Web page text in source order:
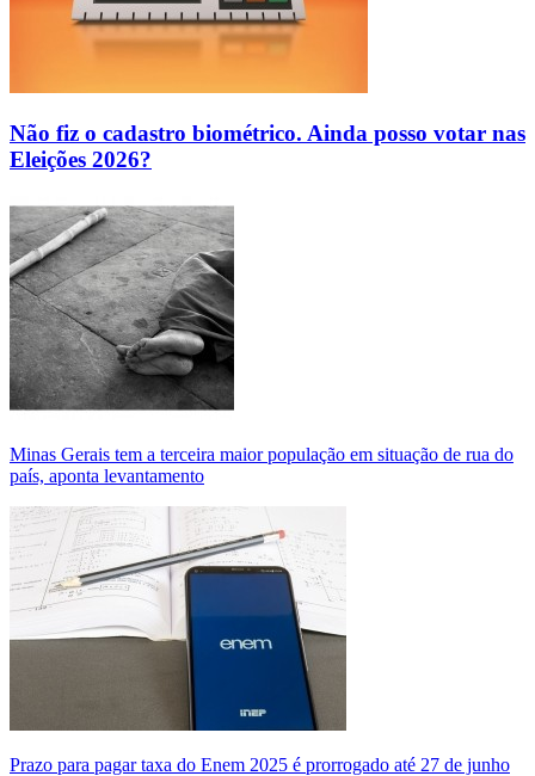
Não fiz o cadastro biométrico. Ainda posso votar nas
Eleições 2026?
Minas Gerais tem a terceira maior população em situação de rua do
país, aponta levantamento
Prazo para pagar taxa do Enem 2025 é prorrogado até 27 de junho